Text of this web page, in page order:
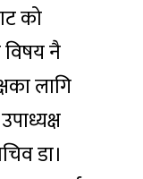
को
विषय नै
लागि
डा।